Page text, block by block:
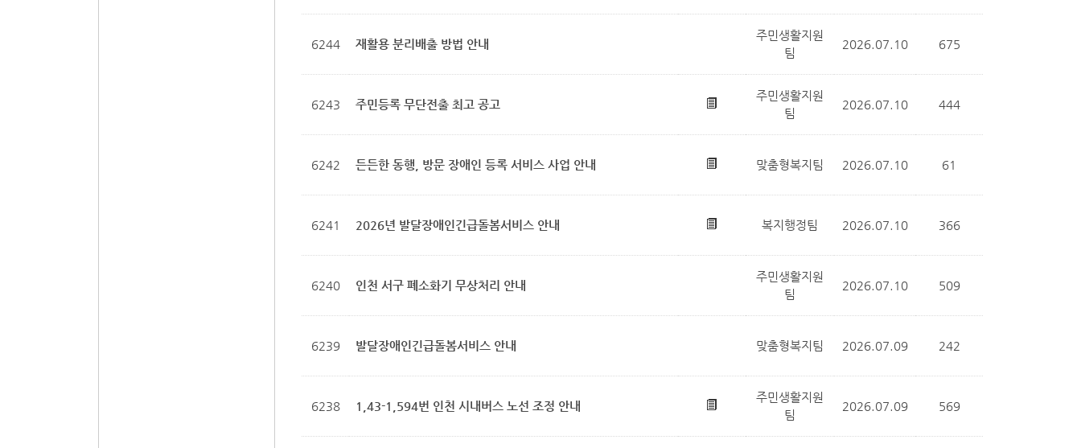
6244 재활용 분리배출 방법 안내
주민생활지원
팀
2026.07.10 675
6243 주민등록 무단전출 최고 공고
주민생활지원
팀
2026.07.10 444
6242 든든한 동행, 방문 장애인 등록 서비스 사업 안내 맞춤형복지팀 2026.07.10 61
6241 2026년 발달장애인긴급돌봄서비스 안내 복지행정팀 2026.07.10 366
6240 인천 서구 폐소화기 무상처리 안내
주민생활지원
팀
2026.07.10 509
6239 발달장애인긴급돌봄서비스 안내 맞춤형복지팀 2026.07.09 242
6238 1,43-1,594번 인천 시내버스 노선 조정 안내
주민생활지원
팀
2026.07.09 569